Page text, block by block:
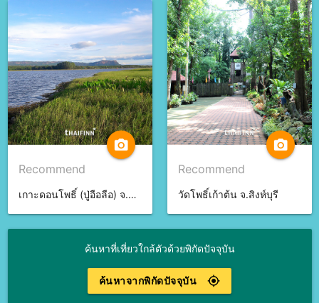
camera_alt
Recommend
เกาะดอนโพธิ์ (ปู่อือลือ) จ.บึงกาฬ
camera_alt
Recommend
วัดโพธิ์เก้าต้น จ.สิงห์บุรี
ค้นหาที่เที่ยวใกล้ตัวด้วยพิกัดปัจจุบัน
gps_fixed
ค้นหาจากพิกัดปัจจุบัน